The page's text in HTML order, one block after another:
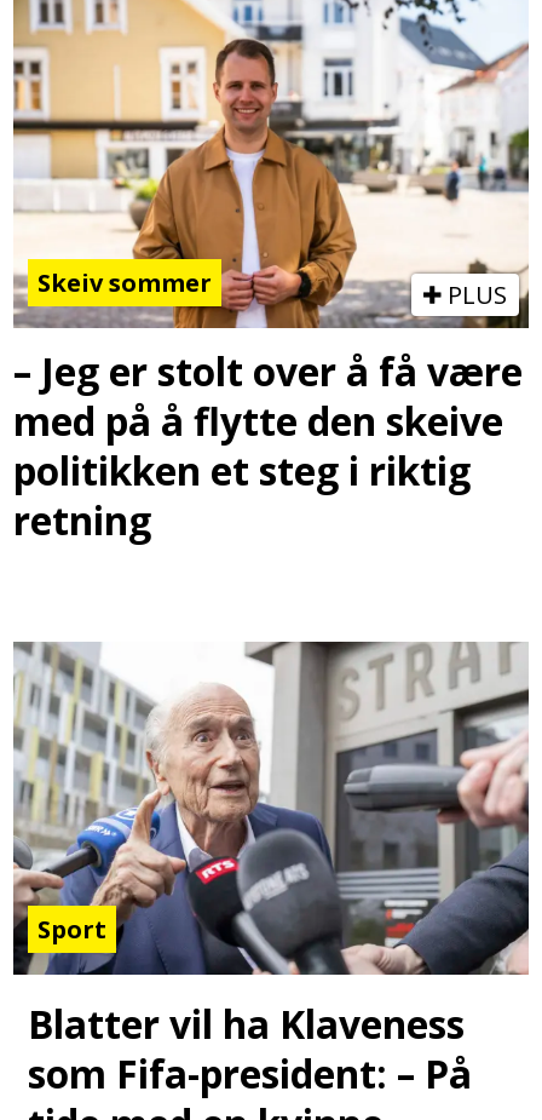
Skeiv sommer PLUS
– Jeg er stolt over å få være
med på å flytte den skeive
politikken et steg i riktig
retning
Sport
Blatter vil ha Klaveness
som Fifa-president: – På